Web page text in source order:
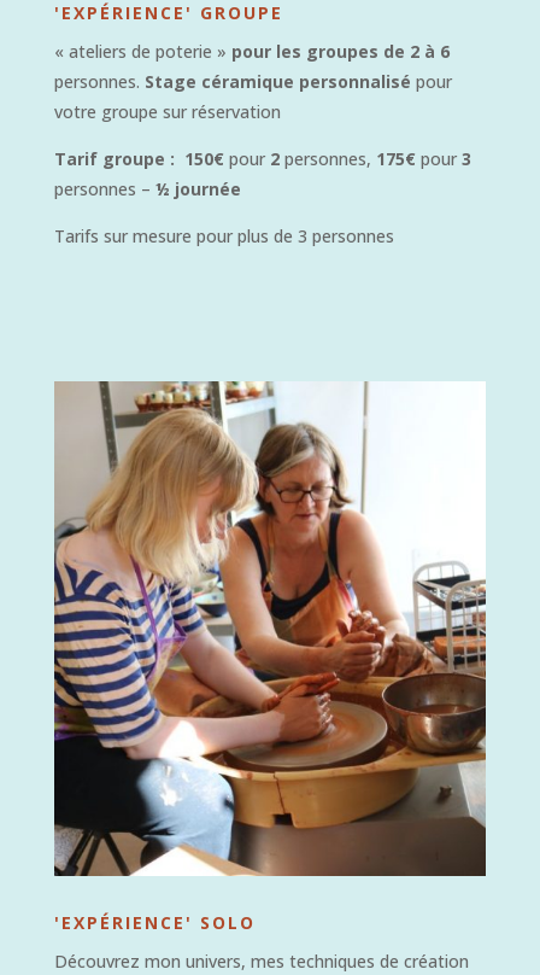
'EXPÉRIENCE' GROUPE
« ateliers de poterie » pour les groupes de 2 à 6
personnes. Stage céramique personnalisé pour
votre groupe sur réservation
Tarif groupe : 150€ pour 2personnes, 175€ pour 3
personnes – ½ journée
Tarifs sur mesure pour plus de 3 personnes
'EXPÉRIENCE' SOLO
Découvrez mon univers, mes techniques de création